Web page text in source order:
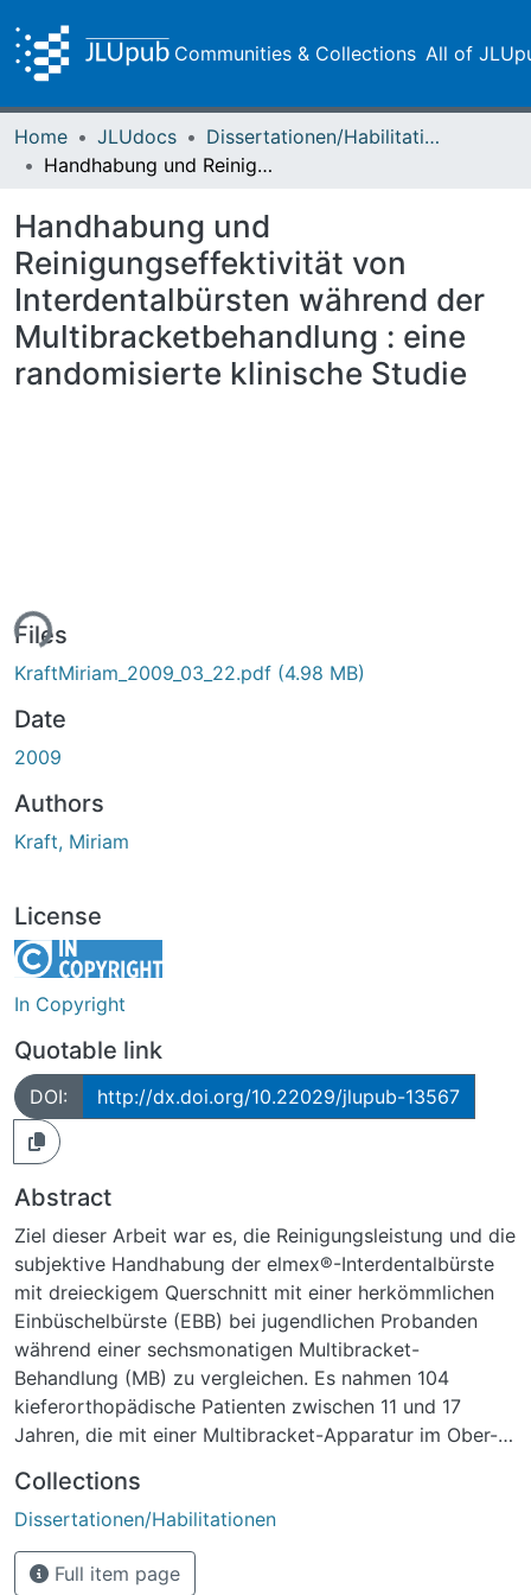
Communities & Collections All of
Home JLUdocs
Dissertationen/Habilitationen
Handhabung und Reinigungseffektivität von Interdentalbürsten während der Multibracketbehandlung : eine randomisierte klinische Studie
Handhabung und
Reinigungseffektivität von
Interdentalbürsten während der
Multibracketbehandlung : eine
randomisierte klinische Studie
Files
KraftMiriam_2009_03_22.pdf (4.98 MB)
Date
2009
Authors
Kraft, Miriam
License
In Copyright
Quotable link
DOI: http://dx.doi.org/10.22029/jlupub-13567
Abstract
Ziel dieser Arbeit war es, die Reinigungsleistung und die
subjektive Handhabung der elmex®-Interdentalbürste
mit dreieckigem Querschnitt mit einer herkömmlichen
Einbüschelbürste (EBB) bei jugendlichen Probanden
während einer sechsmonatigen Multibracket-
Behandlung (MB) zu vergleichen. Es nahmen 104
kieferorthopädische Patienten zwischen 11 und 17
Jahren, die mit einer Multibracket-Apparatur im Ober-
randomisierten, einfach-verblindeten klinischen Studie
teil. Es wurde ein Split-mouth-Design angewendet.
Jeweils sechs und 12 Wochen nach Beginn bzw.
Crossover wurde der Plaqueindex nach Attin erhoben.
Collections
Dissertationen/Habilitationen
Full item page